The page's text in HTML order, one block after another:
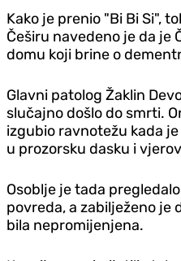
Kako je prenio "Bi Bi Si",
Češiru navedeno je da je
domu koji brine o
Glavni patolog Žaklin
slučajno došlo do smrti.
izgubio ravnotežu kada
u prozorsku dasku i
Osoblje je tada
povreda, a zabilježeno je
bila nepromijenjena.